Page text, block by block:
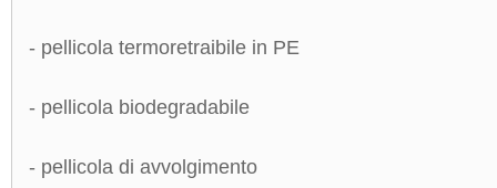
- pellicola termoretraibile in PE
- pellicola biodegradabile
- pellicola di avvolgimento